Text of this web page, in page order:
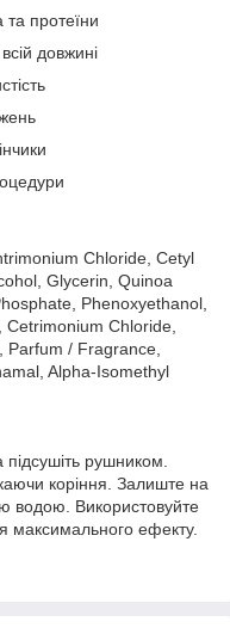
та протеїни
довжині
Chloride, Cetyl
Glycerin, Quinoa
Phenoxyethanol,
Chloride,
Parfum / Fragrance,
Alpha-Isomethyl
рушником.
коріння. Залиште на
водою. Використовуйте
максимального ефекту.